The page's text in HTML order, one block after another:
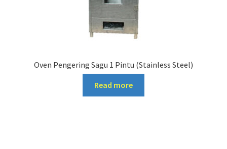
Oven Pengering Sagu 1 Pintu (Stainless Steel)
Read more